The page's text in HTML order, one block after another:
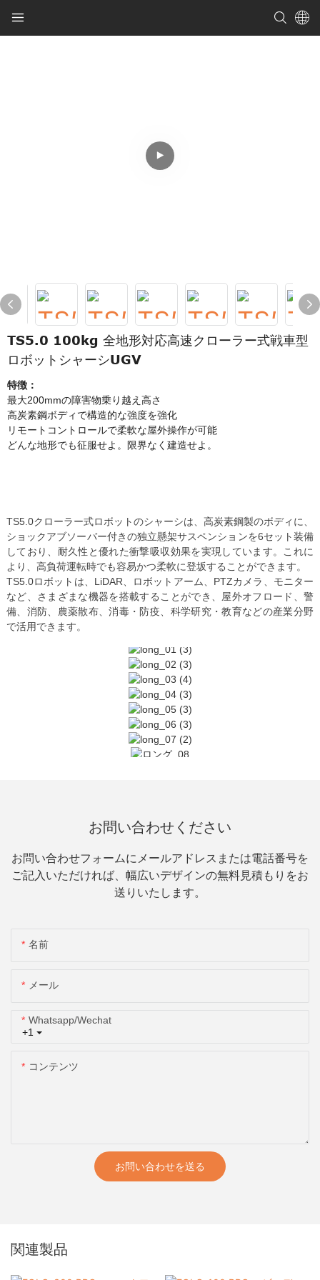
TS5.0 100kg 全地形対応高速クローラー式戦車型
ロボットシャーシUGV
特徴：
最大200mmの障害物乗り越え高さ
高炭素鋼ボディで構造的な強度を強化
リモートコントロールで柔軟な屋外操作が可能
どんな地形でも征服せよ。限界なく建造せよ。
TS5.0クローラー式ロボットのシャーシは、高炭素鋼製のボディに、
ショックアブソーバー付きの独立懸架サスペンションを6セット装備
しており、耐久性と優れた衝撃吸収効果を実現しています。これに
より、高負荷運転時でも容易かつ柔軟に登坂することができます。
TS5.0ロボットは、LiDAR、ロボットアーム、PTZカメラ、モニター
など、さまざまな機器を搭載することができ、屋外オフロード、警
備、消防、農薬散布、消毒・防疫、科学研究・教育などの産業分野
で活用できます。
お問い合わせください
お問い合わせフォームにメールアドレスまたは電話番号を
ご記入いただければ、幅広いデザインの無料見積もりをお
送りいたします。
名前
メール
+1
Whatsapp/wechat
コンテンツ
お問い合わせを送る
関連製品